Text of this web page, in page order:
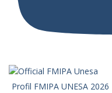
Profil FMIPA UNESA